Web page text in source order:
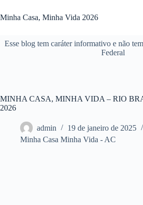
para
o
Minha Casa, Minha Vida 2026
Esse blog tem caráter informativo e não
Federal
MINHA CASA, MINHA VIDA – RIO
2026
admin
19 de janeiro de 2025
Minha Casa Minha Vida - AC